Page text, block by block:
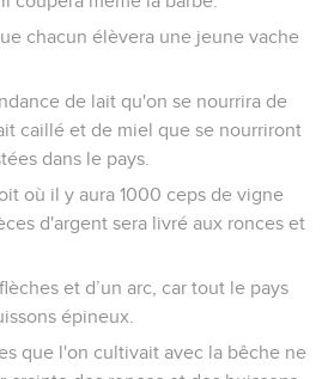
chacun élèvera une jeune vache
de lait qu'on se nourrira de
caillé et de miel que se nourriront
dans le pays.
où il y aura 1000 ceps de vigne
d'argent sera livré aux ronces et
et d’un arc, car tout le pays
épineux.
que l'on cultivait avec la bêche ne